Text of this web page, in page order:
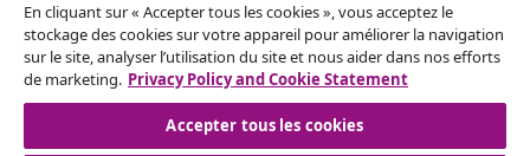
Service Clients
En cliquant sur « Accepter tous les cookies », vous acceptez le
stockage des cookies sur votre appareil pour améliorer la navigation
sur le site, analyser l’utilisation du site et nous aider dans nos efforts
de marketing. Privacy Policy and Cookie Statement
Accepter tous les cookies